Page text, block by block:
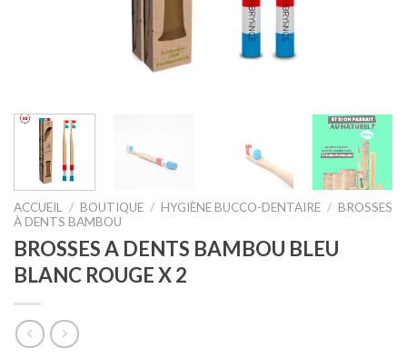
ACCUEIL / BOUTIQUE / HYGIÈNE BUCCO-DENTAIRE / BROSSES
À DENTS BAMBOU
BROSSES A DENTS BAMBOU BLEU
BLANC ROUGE X 2